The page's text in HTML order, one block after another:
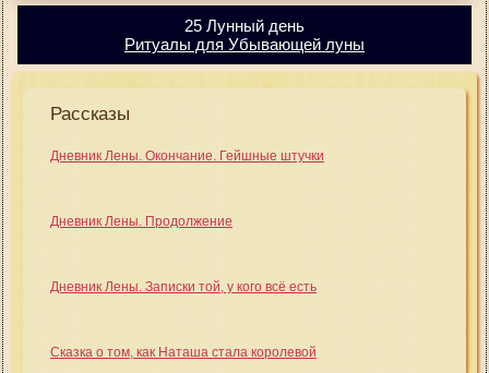
25 Лунный день
Ритуалы для Убывающей луны
Рассказы
Дневник Лены. Окончание. Гейшные штучки
Дневник Лены. Продолжение
Дневник Лены. Записки той, у кого всё есть
Сказка о том, как Наташа стала королевой